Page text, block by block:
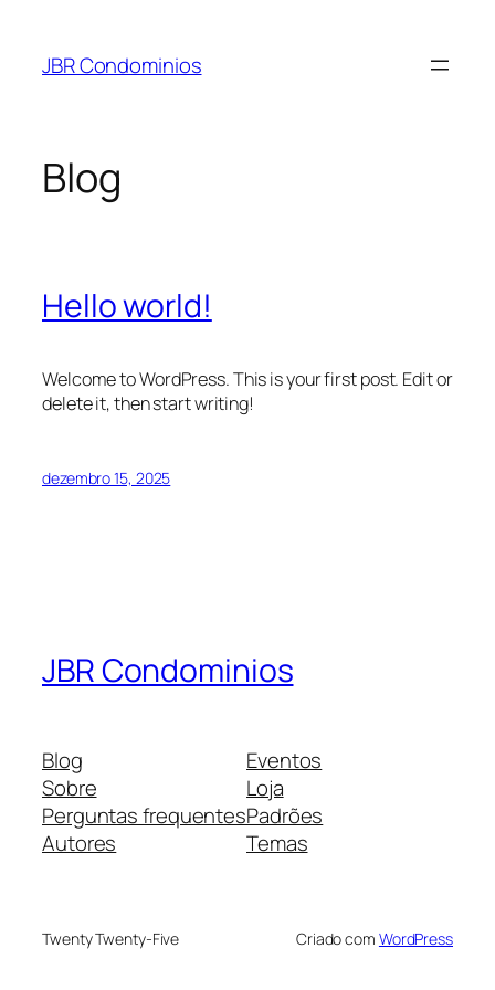
JBR Condominios
Blog
Hello world!
Welcome to WordPress. This is your first post. Edit or
delete it, then start writing!
dezembro 15, 2025
JBR Condominios
Blog
Sobre
Perguntas frequentes
Autores
Eventos
Loja
Padrões
Temas
Twenty Twenty-Five Criado com WordPress